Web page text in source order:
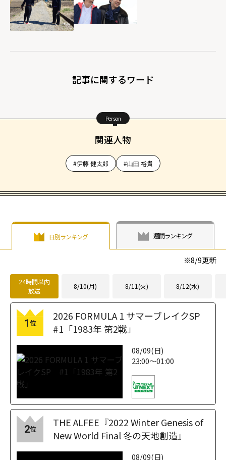
記事に関するワード
Person
関連人物
#伊藤 健太郎 #山田 裕貴
日別ランキング 週間ランキング
※8/9更新
24時間以内
放送
8/10(月) 8/11(火) 8/12(水)
1位
2026 FORMULA 1 サマーブレイクSP
#1「1983年 第2戦」
08/09(日)
23:00～01:00
2位
THE ALFEE『2022 Winter Genesis of
New World Final 冬の天地創造』
08/09(日)